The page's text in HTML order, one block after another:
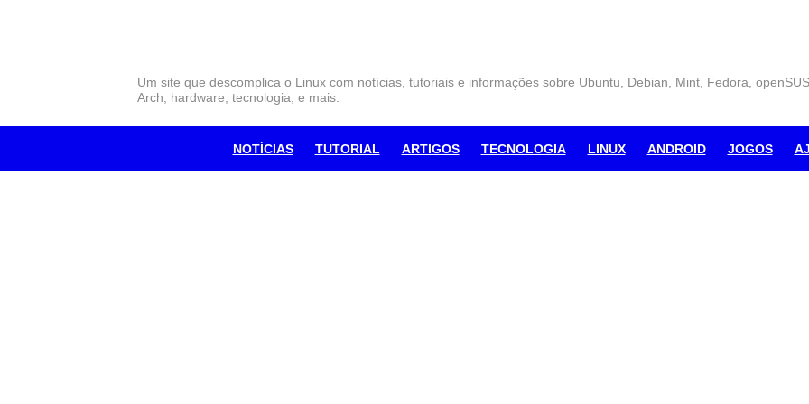
Um site que descomplica o Linux com notícias, tutoriais e informações sobre Ubuntu, Debian, Mint, Fedora,
Arch, hardware, tecnologia, e mais.
NOTÍCIAS TUTORIAL ARTIGOS TECNOLOGIA LINUX ANDROID JOGOS